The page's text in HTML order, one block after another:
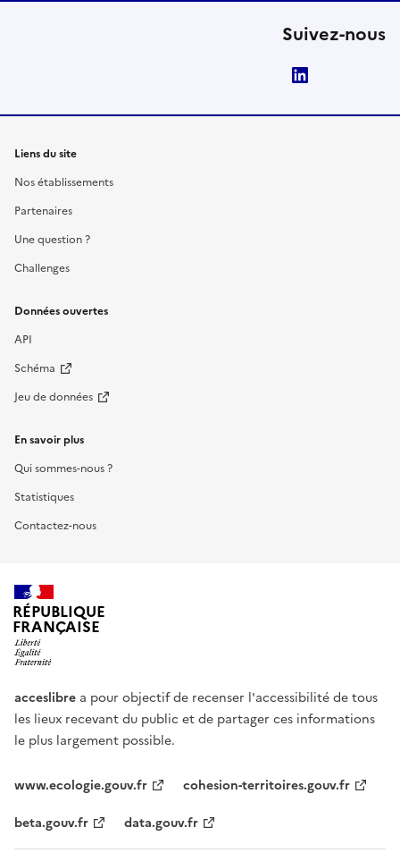
Suivez-nous
Liens du site
Nos établissements
Partenaires
Une question ?
Challenges
Données ouvertes
API
Schéma
Jeu de données
En savoir plus
Qui sommes-nous ?
Statistiques
Contactez-nous
RÉPUBLIQUE
FRANÇAISE
acceslibre a pour objectif de recenser l'accessibilité de tous
les lieux recevant du public et de partager ces informations
le plus largement possible.
www.ecologie.gouv.fr
cohesion-territoires.gouv.fr
beta.gouv.fr
data.gouv.fr